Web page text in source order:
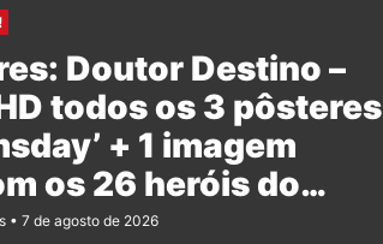
Doutor Destino –
todos os 3 pôsteres
+ 1 imagem
os 26 heróis do
7 de agosto de 2026